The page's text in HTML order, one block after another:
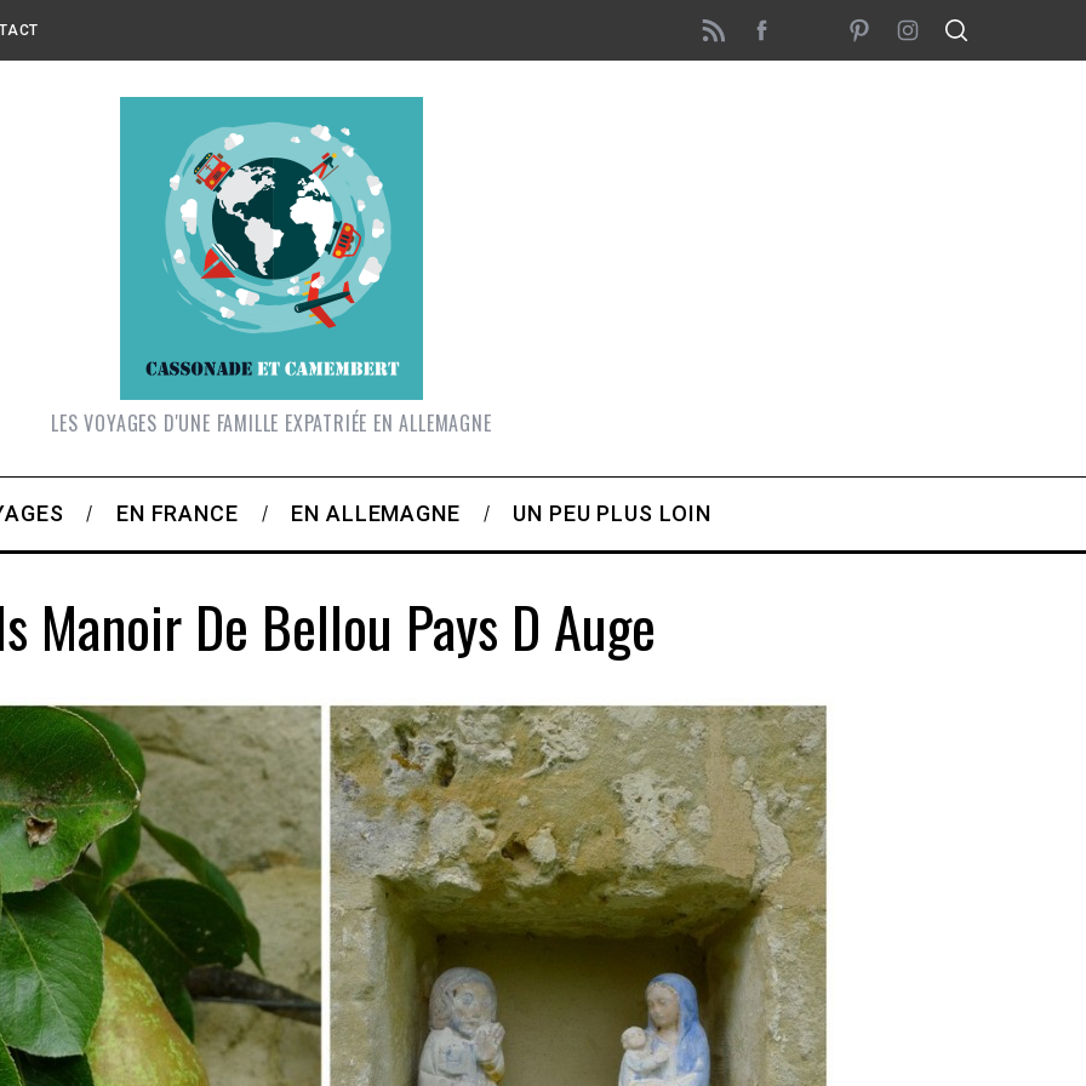
LES VOYAGES D'UNE FAMILLE EXPATRIÉE EN ALLEMAGNE
EN FRANCE EN ALLEMAGNE UN PEU PLUS LOIN
Manoir De Bellou Pays D Auge